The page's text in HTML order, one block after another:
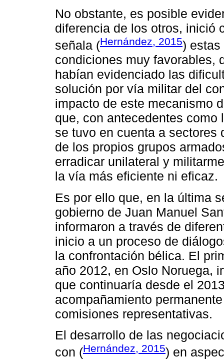
No obstante, es posible
diferencia de los otros, inició
señala (Hernández, 2015) estas
condiciones muy favorables,
habían evidenciado las
solución por vía militar del
impacto de este mecanismo
que, con antecedentes
se tuvo en cuenta a sectores
de los propios grupos
erradicar unilateral y
la vía más eficiente ni eficaz.
Es por ello que, en la última
gobierno de Juan Manuel
informaron a través de
inicio a un proceso de
la confrontación bélica. El
año 2012, en Oslo Noruega,
que continuaría desde el
acompañamiento
comisiones representativas.
El desarrollo de las
con (Hernández, 2015) en